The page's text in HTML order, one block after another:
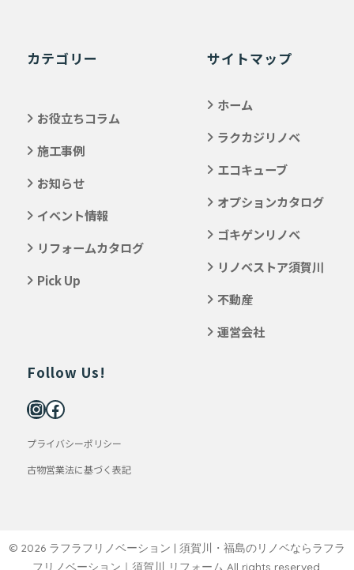
カテゴリー
お役立ちコラム
施工事例
お知らせ
イベント情報
リフォームカタログ
Pick Up
サイトマップ
ホーム
ラクカジリノベ
エコキューブ
オプションカタログ
ゴキゲンリノベ
リノベストア須賀川
不動産
運営会社
Follow Us!
プライバシーポリシー
古物営業法に基づく表記
© 2026 ラフラフリノベーション | 須賀川・福島のリノベならラフラ
フリノベーション｜須賀川 リフォーム All rights reserved.